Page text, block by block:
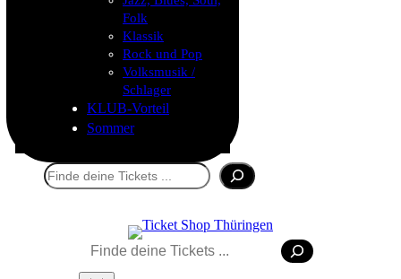
Folk
Klassik
Rock und Pop
Volksmusik /
Schlager
KLUB-Vorteil
Sommer
Suchen
Suchen